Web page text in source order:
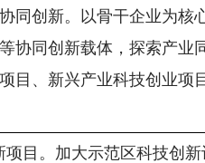
同创新。以骨干企业为核
协同创新载体，探索产业
目、新兴产业科技创业项
项目。加大示范区科技创